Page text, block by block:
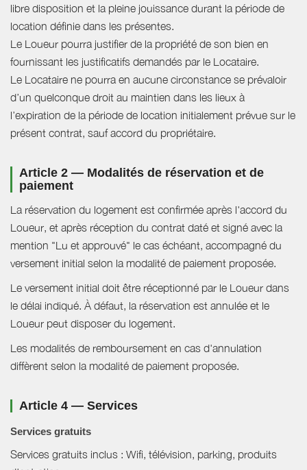
libre disposition et la pleine jouissance durant la période de
location définie dans les présentes.
Le Loueur pourra justifier de la propriété de son bien en
fournissant les justificatifs demandés par le Locataire.
Le Locataire ne pourra en aucune circonstance se prévaloir
d’un quelconque droit au maintien dans les lieux à
l’expiration de la période de location initialement prévue sur le
présent contrat, sauf accord du propriétaire.
Article 2 — Modalités de réservation et de
paiement
La réservation du logement est confirmée après l'accord du
Loueur, et après réception du contrat daté et signé avec la
mention "Lu et approuvé" le cas échéant, accompagné du
versement initial selon la modalité de paiement proposée.
Le versement initial doit être réceptionné par le Loueur dans
le délai indiqué. À défaut, la réservation est annulée et le
Loueur peut disposer du logement.
Les modalités de remboursement en cas d'annulation
diffèrent selon la modalité de paiement proposée.
Article 4 — Services
Services gratuits
Services gratuits inclus : Wifi, télévision, parking, produits